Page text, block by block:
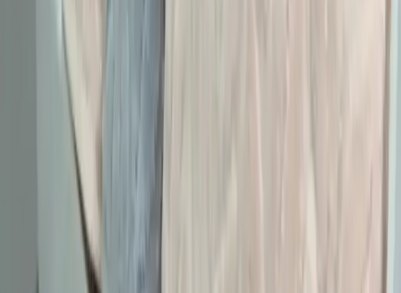
Tipine Uygun Kombinasyonlar ve Ayakkabı Seçimi
Moda ve stil, kişisel tercihlere göre şekillenir. Vücut tipine uygun
kıyafet seçimi, günlük kombin önerileri ve rahat ayakkabı
markalarıyla şıklığı yakalayın. İkinci el lüks ürün alımında dikkat
edilmesi gerekenler burada.
Daha fazla bilgi edinin